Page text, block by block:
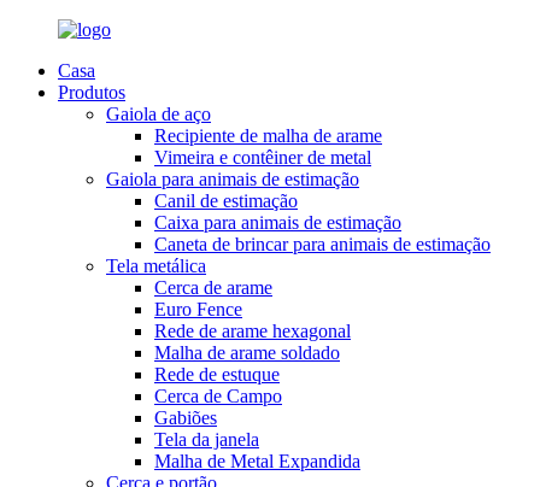
Casa
Produtos
Gaiola de aço
Recipiente de malha de arame
Vimeira e contêiner de metal
Gaiola para animais de estimação
Canil de estimação
Caixa para animais de estimação
Caneta de brincar para animais de estimação
Tela metálica
Cerca de arame
Euro Fence
Rede de arame hexagonal
Malha de arame soldado
Rede de estuque
Cerca de Campo
Gabiões
Tela da janela
Malha de Metal Expandida
Cerca e portão